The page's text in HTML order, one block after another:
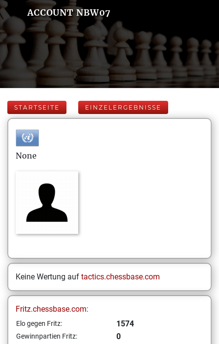
ACCOUNT NBW07
STARTSEITE EINZELERGEBNISSE
None
Keine Wertung auf tactics.chessbase.com
Fritz.chessbase.com:
Elo gegen Fritz: 1574
Gewinnpartien Fritz: 0